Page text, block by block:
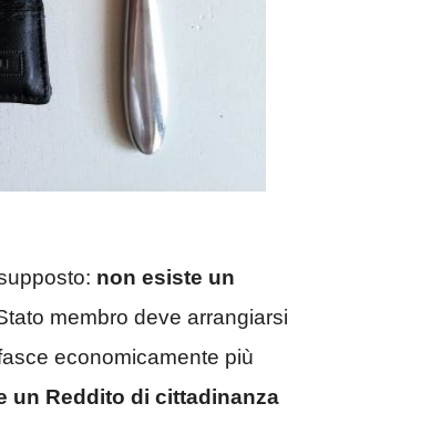
non esiste un
membro deve arrangiarsi
economicamente più
un Reddito di cittadinanza